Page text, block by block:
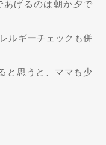
げるのは朝か夕で
ルギーチェックも併
と思うと、ママも少